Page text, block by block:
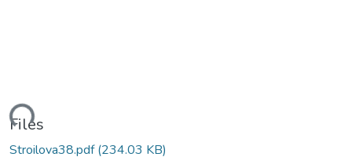
Files
Stroilova38.pdf(234.03 KB)